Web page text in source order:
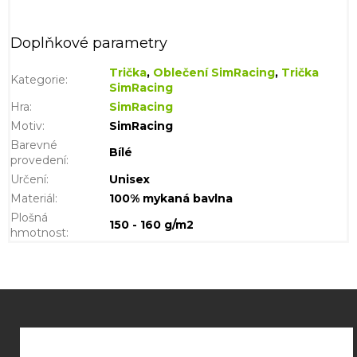
Doplňkové parametry
Kategorie: Trička, Oblečení SimRacing, Trička
SimRacing
Hra:
SimRacing
Motiv:
SimRacing
Barevné
provedení:
Bílé
Určení:
Unisex
Materiál :
100% mykaná bavlna
Plošná
hmotnost:
150 - 160 g/m2